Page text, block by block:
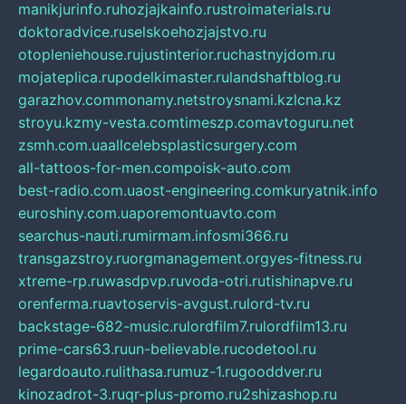
manikjurinfo.ruhozjajkainfo.rustroimaterials.ru
doktoradvice.ruselskoehozjajstvo.ru
otopleniehouse.rujustinterior.ruchastnyjdom.ru
mojateplica.rupodelkimaster.rulandshaftblog.ru
garazhov.commonamy.netstroysnami.kzlcna.kz
stroyu.kzmy-vesta.comtimeszp.comavtoguru.net
zsmh.com.uaallcelebsplasticsurgery.com
all-tattoos-for-men.compoisk-auto.com
best-radio.com.uaost-engineering.comkuryatnik.info
euroshiny.com.uaporemontuavto.com
searchus-nauti.rumirmam.infosmi366.ru
transgazstroy.ruorgmanagement.orgyes-fitness.ru
xtreme-rp.ruwasdpvp.ruvoda-otri.rutishinapve.ru
orenferma.ruavtoservis-avgust.rulord-tv.ru
backstage-682-music.rulordfilm7.rulordfilm13.ru
prime-cars63.ruun-believable.rucodetool.ru
legardoauto.rulithasa.rumuz-1.rugooddver.ru
kinozadrot-3.ruqr-plus-promo.ru2shizashop.ru